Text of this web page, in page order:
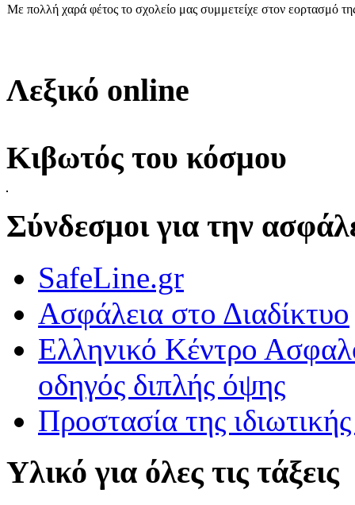
Με πολλή χαρά φέτος το σχολείο μας συμμετείχε στον εορτασμό
ΣΤ\' Τάξη-Δράση για τον σχολικό εκφοβισμό
Εκφράζομαι μέσα από την τέχνη.\r\nΠαρατηρήσαμε πολύ
ΟΙ ΑΓΡΙΟΠΑΠΙΕΣ ΠΕΤΟΥΝ ΣΤΟ 3Ο ΔΗΜΟΤΙΚΟ ΣΧΟΛΕΙΟ
ΟΙ ΑΓΡΙΟΠΑΠΙΕΣ ΠΕΤΟΥΝ ΣΤΟ 3Ο ΔΗΜΟΤΙΚΟ ΣΧΟΛΕΙΟ
Λεξικό online
Κιβωτός του κόσμου
Σύνδεσμοι για την
SafeLine.gr
Ασφάλεια στο Διαδίκτυο
Ελληνικό Κέντρο
οδηγός διπλής όψης
Προστασία της
Υλικό για όλες τις τάξεις